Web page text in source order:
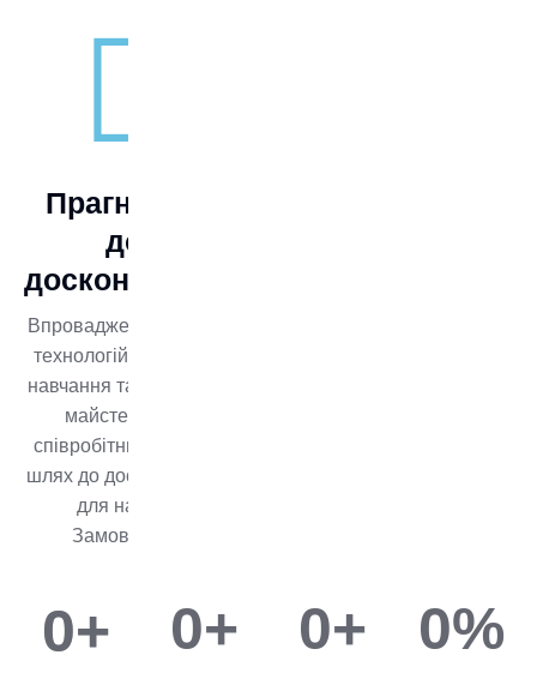
Прагнення
до
досконалості
Впровадження нових
технологій, постійне
навчання та розвиток
майстерності
співробітників - наш
шлях до досконалості
для наших
Замовників
0+ 0+ 0+ 0%